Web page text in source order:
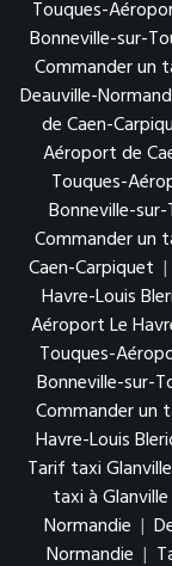
Touques-
Bonneville-sur-
Commander un
Deauville-
de Caen-
Aéroport de
Touques-
Bonneville-
Commander un
Caen-Carpiquet |
Havre-Louis
Aéroport Le
Touques-
Bonneville-sur-
Commander un
Havre-Louis
Tarif taxi Glanville
taxi à Glanville
Normandie |
Normandie |